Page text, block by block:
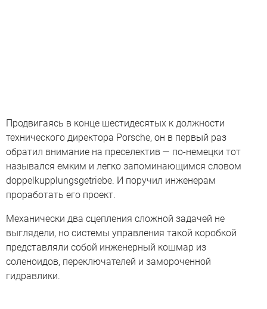
Продвигаясь в конце шестидесятых к должности
технического директора Porsche, он в первый раз
обратил внимание на преселектив — по-немецки тот
назывался емким и легко запоминающимся словом
doppelkupplungsgetriebe. И поручил инженерам
проработать его проект.
Механически два сцепления сложной задачей не
выглядели, но системы управления такой коробкой
представляли собой инженерный кошмар из
соленоидов, переключателей и замороченной
гидравлики.